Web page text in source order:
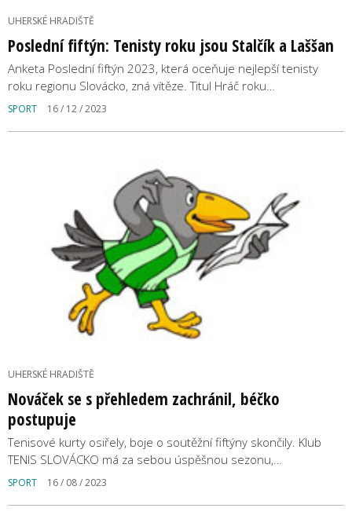
UHERSKÉ HRADIŠTĚ
Poslední fiftýn: Tenisty roku jsou Stalčík a Laššan
Anketa Poslední fiftýn 2023, která oceňuje nejlepší tenisty
roku regionu Slovácko, zná vítěze. Titul Hráč roku…
SPORT 16 / 12 / 2023
UHERSKÉ HRADIŠTĚ
Nováček se s přehledem zachránil, béčko
postupuje
Tenisové kurty osiřely, boje o soutěžní fiftýny skončily. Klub
TENIS SLOVÁCKO má za sebou úspěšnou sezonu,…
SPORT 16 / 08 / 2023